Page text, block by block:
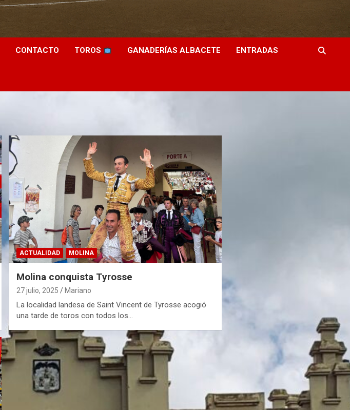
CONTACTO TOROS GANADERÍAS ALBACETE ENTRADAS
ACTUALIDAD MOLINA
Molina conquista Tyrosse
27 julio, 2025 Mariano
La localidad landesa de Saint Vincent de Tyrosse acogió
una tarde de toros con todos los…